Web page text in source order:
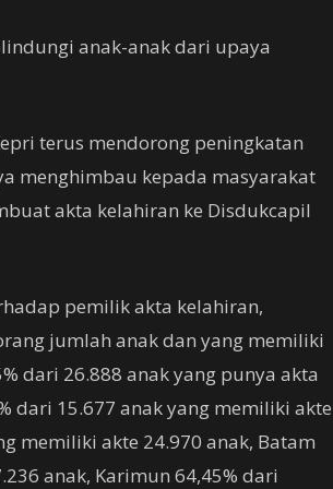
anak-anak dari upaya
terus mendorong peningkatan
menghimbau kepada masyarakat
akta kelahiran ke Disdukcapil
pemilik akta kelahiran,
jumlah anak dan yang memiliki
dari 26.888 anak yang punya akta
dari 15.677 anak yang memiliki akte
memiliki akte 24.970 anak, Batam
anak, Karimun 64,45% dari